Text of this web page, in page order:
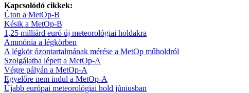
Kapcsolódó cikkek:
Úton a MetOp-B
Késik a MetOp-B
1,25 milliárd euró új meteorológiai holdakra
Ammónia a légkörben
A légkör ózontartalmának mérése a MetOp műholdról
Szolgálatba lépett a MetOp-A
Végre pályán a MetOp-A
Egyelőre nem indul a MetOp-A
Újabb európai meteorológiai hold júniusban